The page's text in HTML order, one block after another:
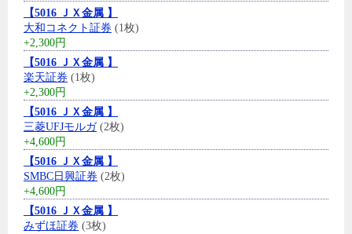
【5016 ＪＸ金属 】
大和コネクト証券 (1枚)
+2,300円
【5016 ＪＸ金属 】
楽天証券 (1枚)
+2,300円
【5016 ＪＸ金属 】
三菱UFJモルガ(2枚)
+4,600円
【5016 ＪＸ金属 】
SMBC日興証券 (2枚)
+4,600円
【5016 ＪＸ金属 】
みずほ証券 (3枚)